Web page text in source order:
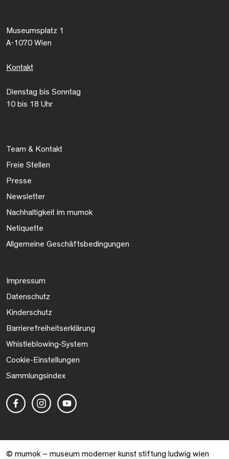
Museumsplatz 1
A-1070 Wien
Kontakt
Dienstag bis Sonntag
10 bis 18 Uhr
Team & Kontakt
Freie Stellen
Presse
Newsletter
Nachhaltigkeit im mumok
Netiquette
Allgemeine Geschäftsbedingungen
Impressum
Datenschutz
Kinderschutz
Barrierefreiheitserklärung
Whistleblowing-System
Cookie-Einstellungen
Sammlungsindex
© mumok – museum moderner kunst stiftung ludwig wien